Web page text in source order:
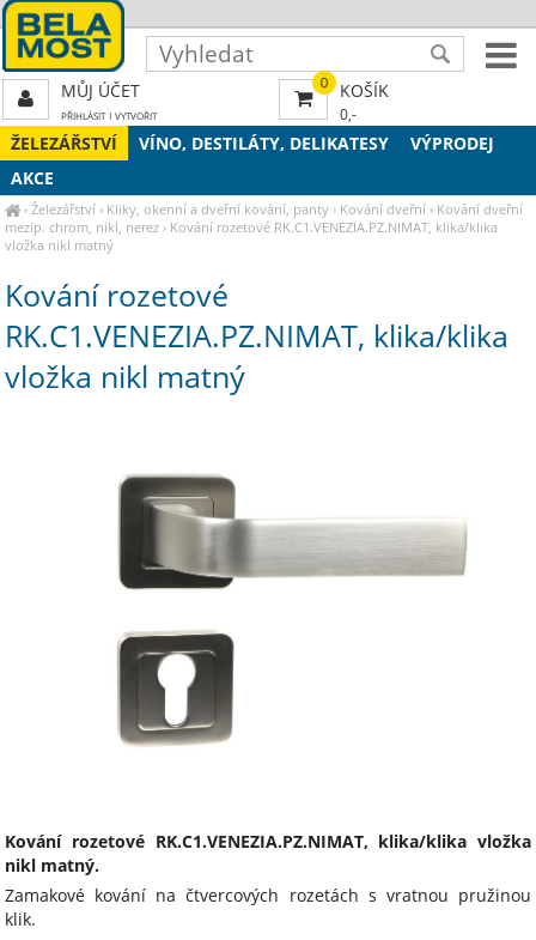
ŽELEZÁŘSTVÍ VÍNO, DESTILÁTY, DELIKATESY
VÝPRODEJ
AKCE
›Železářství › Kliky, okenní a dveřní kování, panty › Kování dveřní › Kování dveřní
mezip. chrom, nikl, nerez › Kování rozetové RK.C1.VENEZIA.PZ.NIMAT, klika/klika
vložka nikl matný
Kování rozetové
RK.C1.VENEZIA.PZ.NIMAT, klika/klika
vložka nikl matný
Kování rozetové RK.C1.VENEZIA.PZ.NIMAT, klika/klika vložka
nikl matný.
Zamakové kování na čtvercových rozetách s vratnou pružinou
klik.
0 KOŠÍK
0,-
MŮJ ÚČET
PŘIHLÁSIT| VYTVOŘIT